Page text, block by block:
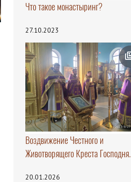
Что такое монастыринг?
27.10.2023
Воздвижение Честного и
Животворящего Креста Господня.
20.01.2026